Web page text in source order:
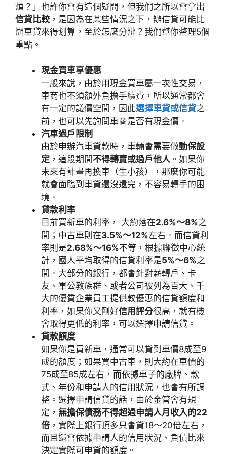
煩？」也許你會有這個疑問，但我們之所以會拿出
信貸比較 ，是因為在某些情況之下，辦信貸可能比
辦車貸來得划算，至於怎麼分辨？我們幫你整理5個
重點。
現金買車享優惠
一般來說，由於用現金買車屬一次性交易，
車商也不須額外負擔手續費，所以通常都會
有一定的議價空間，因此選擇車貸或信貸之
前，也可以先詢問車商是否有現金價。
汽車過戶限制
由於申辦汽車貸款時，車輛會需要做動保設
定 ，這段期間不得轉賣或過戶他人 。如果你
未來有計畫再換車（生小孩），那麼你可能
就會面臨到車貸還沒還完，不容易轉手的困
境。
貸款利率
目前買新車的利率， 大約落在2.6%～8%之
間；中古車則在3.5%～12%左右。而信貸利
率則是2.68%～16%不等，根據聯徵中心統
計，國人平均取得的信貸利率是5%～6%之
間。大部分的銀行，都會針對薪轉戶、卡
友、軍公教族群、或者公司被列為百大、千
大的優質企業員工提供較優惠的信貸額度和
利率，如果你又剛好信用評分很高，就有機
會取得更低的利率，可以選擇申請信貸。
貸款額度
如果你是買新車，通常可以貸到車價8成至9
成的額度；如果買中古車，則大約在車價的
75成至85成左右，而依據車子的廠牌、款
式、年份和申請人的信用狀況，也會有所調
整。選擇申請信貸的話，由於金管會有規
定， 無擔保債務不得超過申請人月收入的22
倍 ，實際上銀行頂多只會貸18～20倍左右，
而且還會依據申請人的信用狀況、負債比來
決定實際可申貸的額度。